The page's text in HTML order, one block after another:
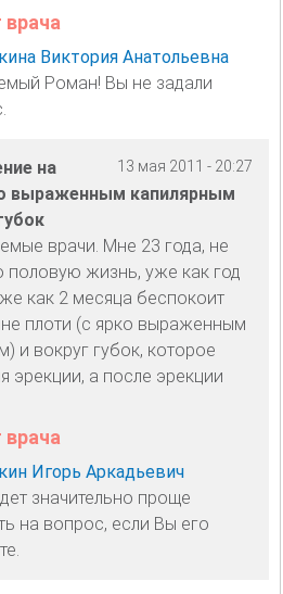
Виктория Анатольевна
Роман! Вы не задали
13 мая 2011 - 20:27
на
выраженным капилярным
врачи. Мне 23 года, не
жизнь, уже как год
как 2 месяца беспокоит
плоти (с ярко выраженным
и вокруг губок, которое
эрекции, а после эрекции
Игорь Аркадьевич
значительно проще
на вопрос, если Вы его